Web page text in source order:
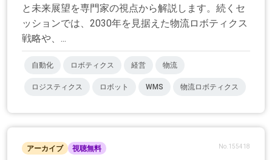
と未来展望を専門家の視点から解説します。続くセ
ッションでは、2030年を見据えた物流ロボティクス
戦略や、...
自動化 ロボティクス 経営 物流
ロジスティクス ロボット WMS 物流ロボティクス
アーカイブ 視聴無料 No.155418